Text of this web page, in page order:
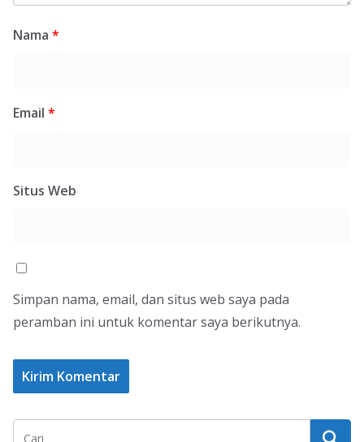
Nama *
Email *
Situs Web
Simpan nama, email, dan situs web saya pada
peramban ini untuk komentar saya berikutnya.